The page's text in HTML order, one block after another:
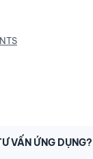
VẤN ỨNG DỤNG?